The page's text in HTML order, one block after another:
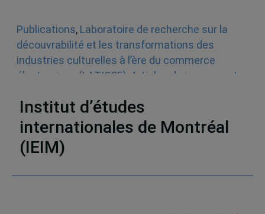
Publications, Laboratoire de recherche sur la
découvrabilité et les transformations des
industries culturelles à l’ère du commerce
électronique (LATICCE)
Articles de journaux et
Institut d’études
internationales de Montréal
(IEIM)